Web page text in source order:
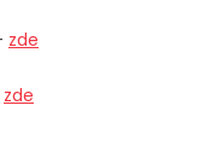
zde
zde